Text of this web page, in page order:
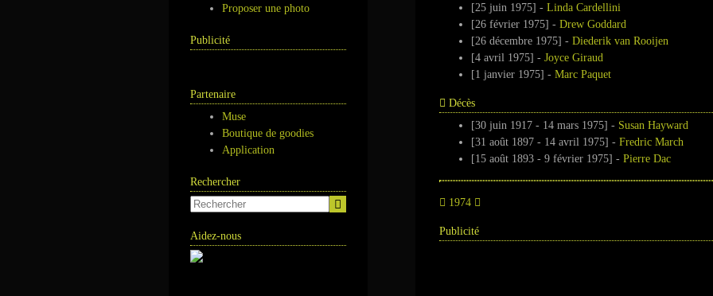
Proposer une photo
Publicité
Partenaire
Muse
Boutique de goodies
Application
Rechercher
Aidez-nous
[25 juin 1975] - Linda Cardellini
[26 février 1975] - Drew Goddard
[26 décembre 1975] - Diederik van Rooijen
[4 avril 1975] - Joyce Giraud
[1 janvier 1975] - Marc Paquet
Décès
[30 juin 1917 - 14 mars 1975] - Susan Hayward
[31 août 1897 - 14 avril 1975] - Fredric March
[15 août 1893 - 9 février 1975] - Pierre Dac
1974
Publicité